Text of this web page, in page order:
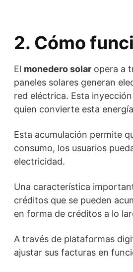
2. Cómo
El monedero solar opera a
paneles solares generan
red eléctrica. Esta
quien convierte esta
Esta acumulación permite
consumo, los usuarios
electricidad.
Una característica
créditos que se pueden
en forma de créditos a lo
A través de plataformas
ajustar sus facturas en